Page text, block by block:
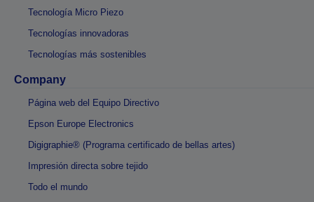
Tecnología Micro Piezo
Tecnologías innovadoras
Tecnologías más sostenibles
Company
Página web del Equipo Directivo
Epson Europe Electronics
Digigraphie® (Programa certificado de bellas artes)
Impresión directa sobre tejido
Todo el mundo